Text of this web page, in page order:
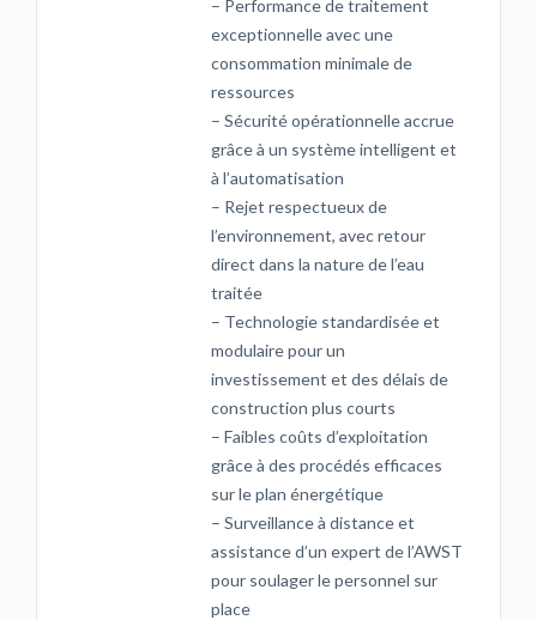
– Performance de traitement
exceptionnelle avec une
consommation minimale de
ressources
– Sécurité opérationnelle accrue
grâce à un système intelligent et
à l’automatisation
– Rejet respectueux de
l’environnement, avec retour
direct dans la nature de l’eau
traitée
– Technologie standardisée et
modulaire pour un
investissement et des délais de
construction plus courts
– Faibles coûts d’exploitation
grâce à des procédés efficaces
sur le plan énergétique
– Surveillance à distance et
assistance d’un expert de l’AWST
pour soulager le personnel sur
place